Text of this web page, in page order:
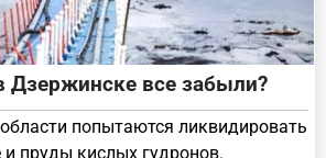
Дзержинске все забыли?
попытаются ликвидировать
пруды кислых гудронов.